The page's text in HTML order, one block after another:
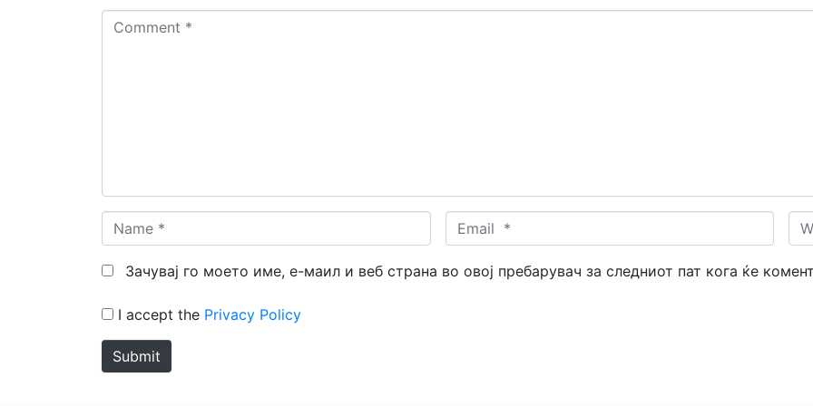
Comment
Name
*
Email
*
Зачувај го моето име, е-маил и веб страна во овој пребарувач за следниот пат кога ќе
I accept the Privacy Policy
Submit